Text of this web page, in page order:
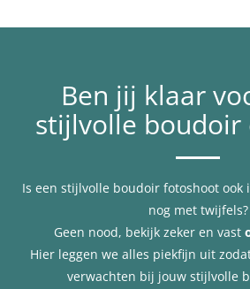
Ben jij klaar
stijlvolle boudoir
Is een stijlvolle boudoir fotoshoot ook
nog met twijfels?
Geen nood, bekijk zeker en vast
Hier leggen we alles piekfijn uit
verwachten bij jouw stijlvolle